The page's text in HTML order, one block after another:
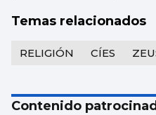
Temas relacionados
RELIGIÓN CÍES
Contenido